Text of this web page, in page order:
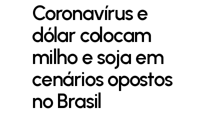
Coronavírus e
dólar colocam
milho e soja em
cenários opostos
no Brasil